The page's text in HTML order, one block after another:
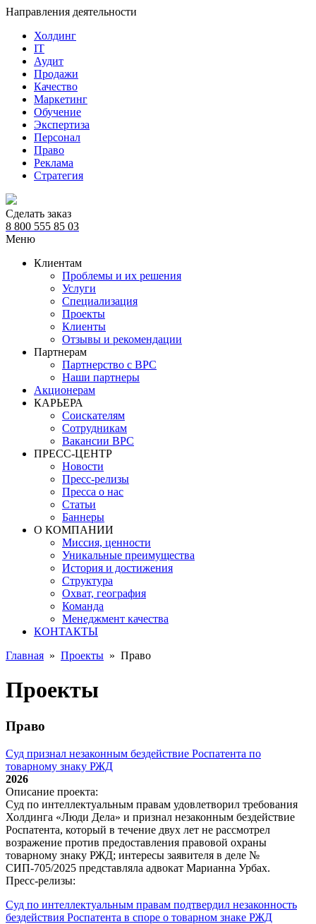
Направления деятельности
Холдинг
IT
Аудит
Продажи
Качество
Маркетинг
Обучение
Экспертиза
Персонал
Право
Реклама
Стратегия
Сделать заказ
8 800 555 85 03
Меню
Клиентам
Проблемы и их решения
Услуги
Специализация
Проекты
Клиенты
Отзывы и рекомендации
Партнерам
Партнерство с BPC
Наши партнеры
Акционерам
КАРЬЕРА
Соискателям
Сотрудникам
Вакансии BPC
ПРЕСС-ЦЕНТР
Новости
Пресс-релизы
Пресса о нас
Статьи
Баннеры
О КОМПАНИИ
Миссия, ценности
Уникальные преимущества
История и достижения
Структура
Охват, география
Команда
Менеджмент качества
КОНТАКТЫ
Главная » Проекты » Право
Проекты
Право
Суд признал незаконным бездействие Роспатента по
товарному знаку РЖД
2026
Описание проекта:
Суд по интеллектуальным правам удовлетворил требования
Холдинга «Люди Дела» и признал незаконным бездействие
Роспатента, который в течение двух лет не рассмотрел
возражение против предоставления правовой охраны
товарному знаку РЖД; интересы заявителя в деле №
СИП‑705/2025 представляла адвокат Марианна Урбах.
Пресс-релизы:
Суд по интеллектуальным правам подтвердил незаконность
бездействия Роспатента в споре о товарном знаке РЖД